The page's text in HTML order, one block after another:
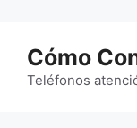
contenido
Cómo
Teléfonos